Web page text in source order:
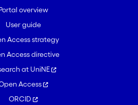
overview
User guide
Access strategy
Access directive
at UniNE
Access
ORCID